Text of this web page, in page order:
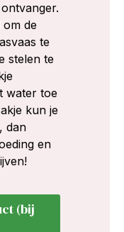
om de
te
stelen te
water toe
kun je
dan
en
(bij